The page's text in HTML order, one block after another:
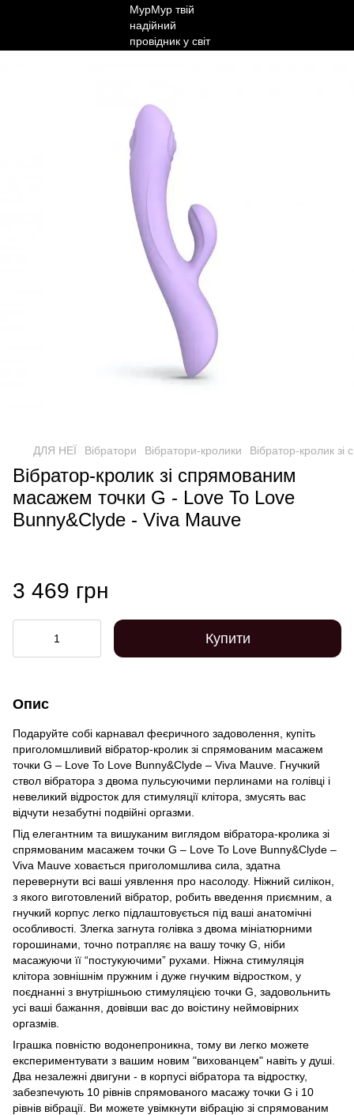
ДЛЯ НЕЇ Вібратори Вібратори-кролики Вібратор-кролик
Вібратор-кролик зі спрямованим
масажем точки G - Love To Love
Bunny&Clyde - Viva Mauve
3 469 грн
Купити
Опис
Подаруйте собі карнавал феєричного задоволення, купіть
приголомшливий вібратор-кролик зі спрямованим масажем
точки G – Love To Love Bunny&Clyde – Viva Mauve. Гнучкий
ствол вібратора з двома пульсуючими перлинами на голівці і
невеликий відросток для стимуляції клітора, змусять вас
відчути незабутні подвійні оргазми.
Під елегантним та вишуканим виглядом вібратора-кролика зі
спрямованим масажем точки G – Love To Love Bunny&Clyde –
Viva Mauve ховається приголомшлива сила, здатна
перевернути всі ваші уявлення про насолоду. Ніжний силікон,
з якого виготовлений вібратор, робить введення приємним, а
гнучкий корпус легко підлаштовується під ваші анатомічні
особливості. Злегка загнута голівка з двома мініатюрними
горошинами, точно потрапляє на вашу точку G, ніби
масажуючи її “постукуючими” рухами. Ніжна стимуляція
клітора зовнішнім пружним і дуже гнучким відростком, у
поєднанні з внутрішньою стимуляцією точки G, задовольнить
усі ваші бажання, довівши вас до воістину неймовірних
оргазмів.
Іграшка повністю водонепроникна, тому ви легко можете
експериментувати з вашим новим "вихованцем" навіть у душі.
Два незалежні двигуни - в корпусі вібратора та відростку,
забезпечують 10 рівнів спрямованого масажу точки G і 10
рівнів вібрації. Ви можете увімкнути вібрацію зі спрямованим